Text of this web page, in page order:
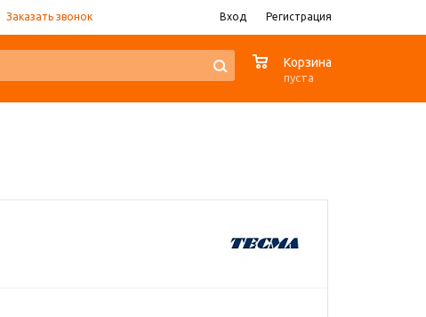
Заказать звонок Вход Регистрация
Корзина
пуста